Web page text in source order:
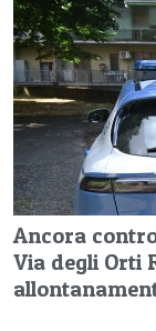
Ancora
Via degli Orti